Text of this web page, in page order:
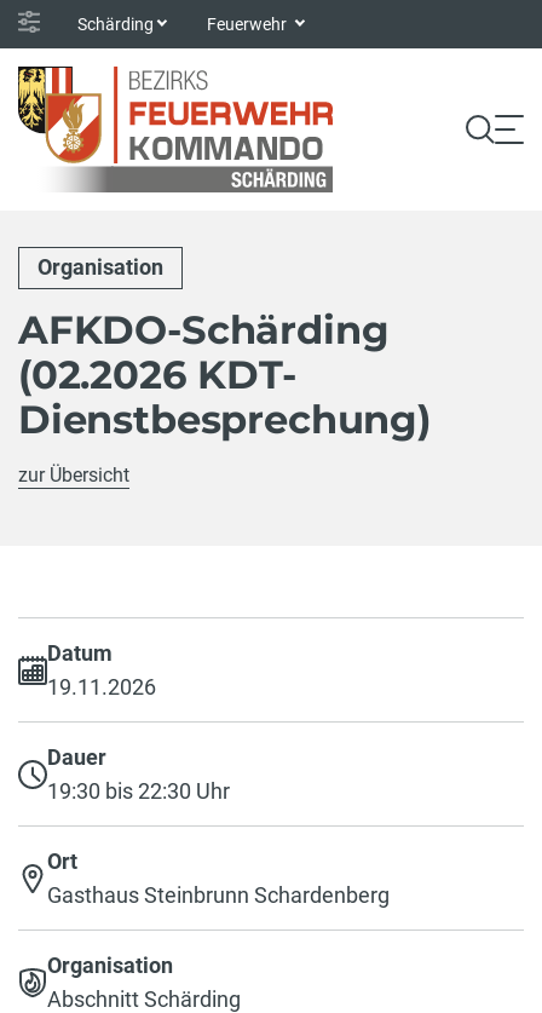
Schärding Feuerwehr
Organisation
AFKDO-Schärding
(02.2026 KDT-
Dienstbesprechung)
zur Übersicht
Datum
19.11.2026
Dauer
19:30 bis 22:30 Uhr
Ort
Gasthaus Steinbrunn Schardenberg
Organisation
Abschnitt Schärding